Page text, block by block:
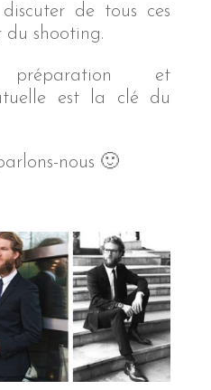
de tous ces
shooting.
et
est la clé du
nous 🙂